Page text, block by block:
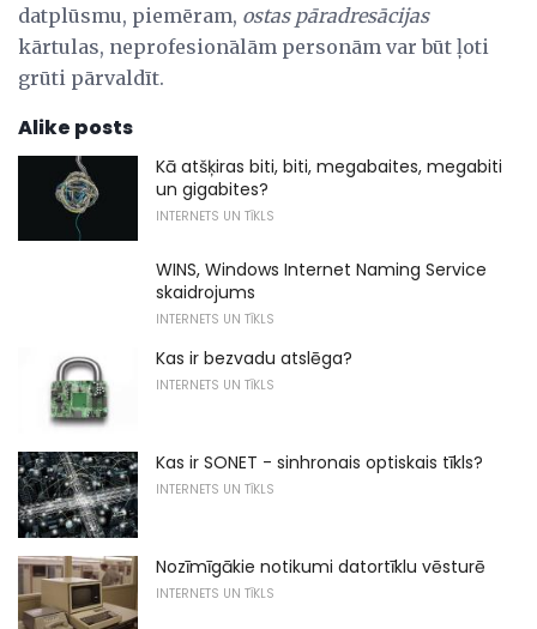
datplūsmu, piemēram, ostas pāradresācijas
kārtulas, neprofesionālām personām var būt ļoti
grūti pārvaldīt.
Alike posts
Kā atšķiras biti, biti, megabaites, megabiti
un gigabites?
INTERNETS UN TĪKLS
WINS, Windows Internet Naming Service
skaidrojums
INTERNETS UN TĪKLS
Kas ir bezvadu atslēga?
INTERNETS UN TĪKLS
Kas ir SONET - sinhronais optiskais tīkls?
INTERNETS UN TĪKLS
Nozīmīgākie notikumi datortīklu vēsturē
INTERNETS UN TĪKLS